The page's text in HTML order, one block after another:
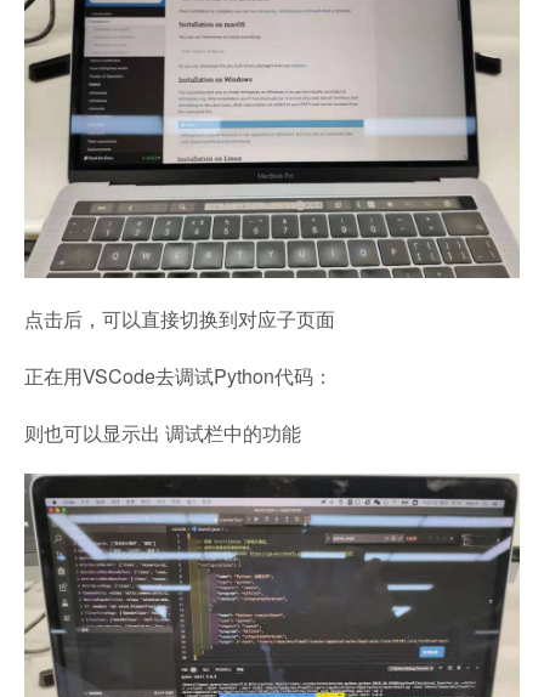
点击后，可以直接切换到对应子页面
正在用VSCode去调试Python代码：
则也可以显示出 调试栏中的功能